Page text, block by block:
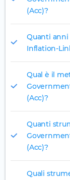
(Acc)?
Quanti
Inflation-
Qual è il
(Acc)?
Quanti
(Acc)?
Quali